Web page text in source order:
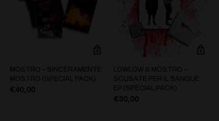
MOSTRO – SINCERAMENTE
MOSTRO (SPECIAL PACK)
€40,00
LOWLOW & MOSTRO –
SCUSATE PER IL SANGUE
EP (SPECIAL PACK)
€30,00